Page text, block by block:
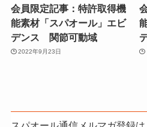
会員限定記事：特許取得機
能素材「スパオール」エビ
デンス 関節可動域
2022年9月23日